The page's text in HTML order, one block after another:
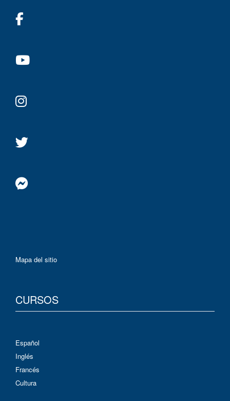
Mapa del sitio
CURSOS
Español
Inglés
Francés
Cultura